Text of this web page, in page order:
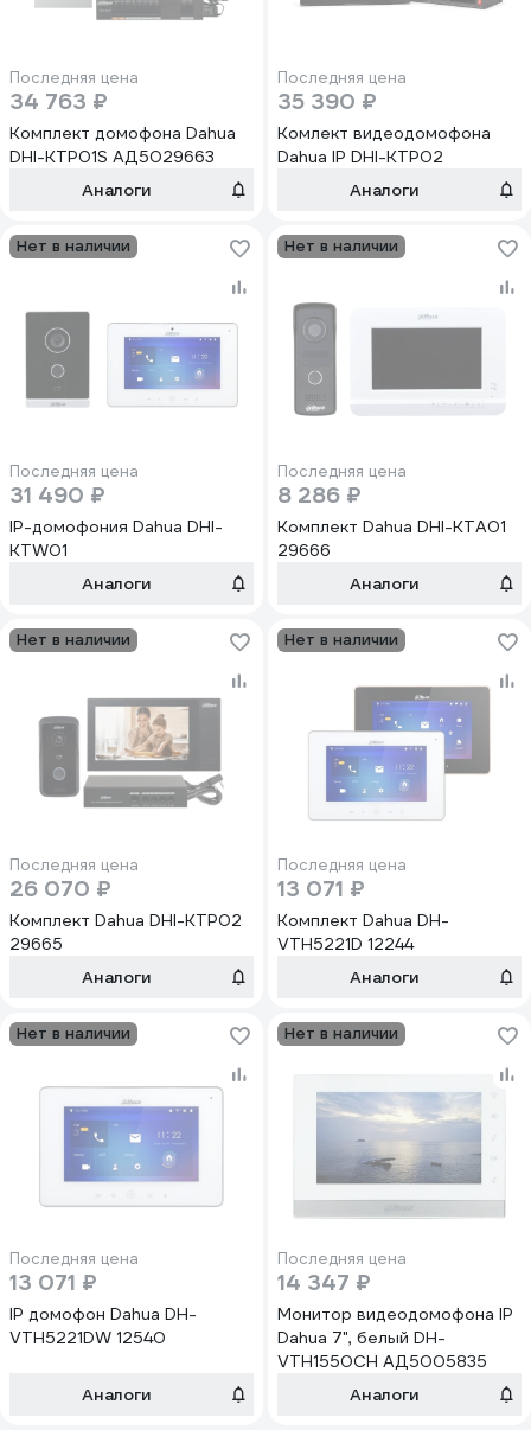
Последняя цена
34 763 ₽
Комплект домофона Dahua
DHI-KTP01S АД5029663
Аналоги
Последняя цена
35 390 ₽
Комлект видеодомофона
Dahua IP DHI-KTP02
Аналоги
Нет в наличии
Последняя цена
31 490 ₽
IP-домофония Dahua DHI-
KTW01
Аналоги
Нет в наличии
Последняя цена
8 286 ₽
Комплект Dahua DHI-KTA01
29666
Аналоги
Нет в наличии
Последняя цена
26 070 ₽
Комплект Dahua DHI-KTP02
29665
Аналоги
Нет в наличии
Последняя цена
13 071 ₽
Комплект Dahua DH-
VTH5221D 12244
Аналоги
Нет в наличии
Последняя цена
13 071 ₽
IP домофон Dahua DH-
VTH5221DW 12540
Аналоги
Нет в наличии
Последняя цена
14 347 ₽
Монитор видеодомофона IP
Dahua 7", белый DH-
VTH1550CH АД5005835
Аналоги